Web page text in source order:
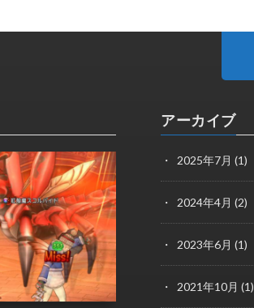
アーカイブ
2025年7月 (1)
2024年4月 (2)
2023年6月 (1)
2021年10月 (1)